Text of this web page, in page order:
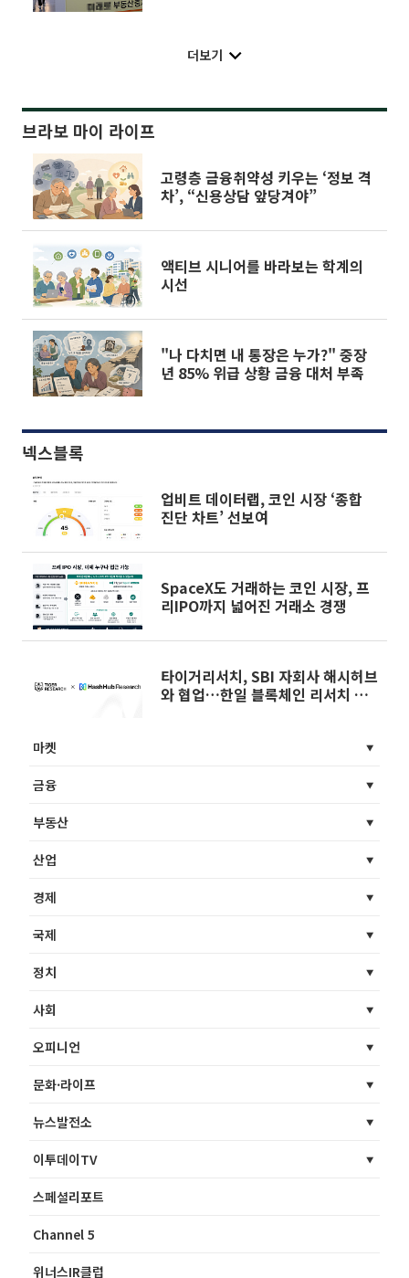
더보기
브라보 마이 라이프
고령층 금융취약성 키우는 ‘정보 격
차’, “신용상담 앞당겨야”
액티브 시니어를 바라보는 학계의
시선
"나 다치면 내 통장은 누가?" 중장
년 85% 위급 상황 금융 대처 부족
넥스블록
업비트 데이터랩, 코인 시장 ‘종합
진단 차트’ 선보여
SpaceX도 거래하는 코인 시장, 프
리IPO까지 넓어진 거래소 경쟁
타이거리서치, SBI 자회사 해시허브
와 협업…한일 블록체인 리서치 맞
마켓
금융
부동산
산업
경제
국제
정치
사회
오피니언
문화·라이프
뉴스발전소
이투데이TV
스페셜리포트
Channel 5
위너스IR클럽